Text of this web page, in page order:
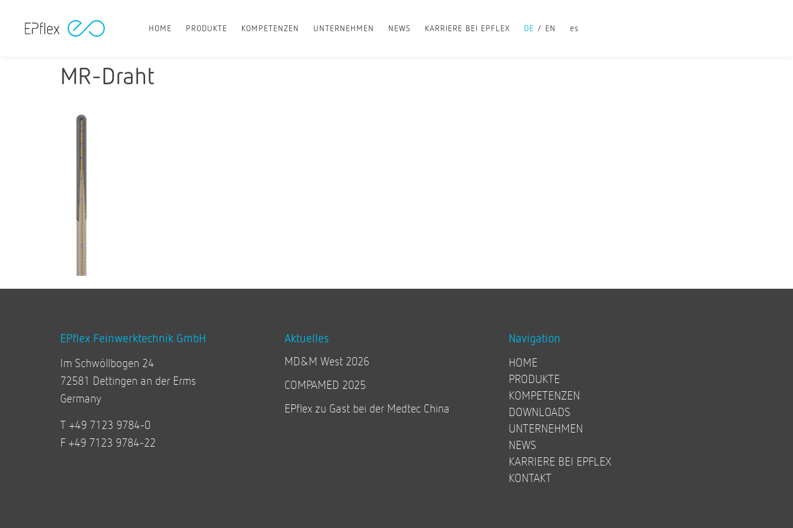
HOME PRODUKTE KOMPETENZEN UNTERNEHMEN NEWS KARRIERE BEI EPFLEX DE EN es
MR-Draht
EPflex Feinwerktechnik GmbH
Im Schwöllbogen 24
72581 Dettingen an der Erms
Germany
T +49 7123 9784-0
F +49 7123 9784-22
Aktuelles
MD&M West 2026
COMPAMED 2025
EPflex zu Gast bei der Medtec China
Navigation
HOME
PRODUKTE
KOMPETENZEN
DOWNLOADS
UNTERNEHMEN
NEWS
KARRIERE BEI EPFLEX
KONTAKT